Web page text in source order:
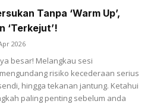
Tanpa ‘Warm Up’,
‘Terkejut’!
2026
besar! Melangkau sesi
risiko kecederaan serius
hingga tekanan jantung. Ketahui
paling penting sebelum anda